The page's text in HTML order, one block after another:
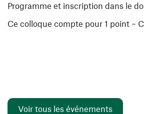
Programme et inscription dans le
Ce colloque compte pour 1 point –
Voir tous les événements